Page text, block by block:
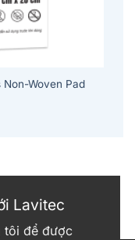
Woven Pad
Lavitec
tôi để được